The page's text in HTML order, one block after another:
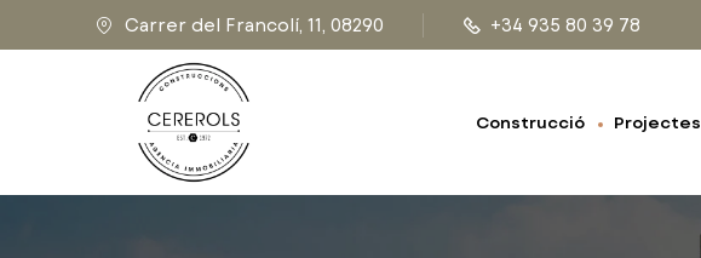
Carrer del Francolí, 11, 08290 +34 935 80 39 78
Construcció Projectes